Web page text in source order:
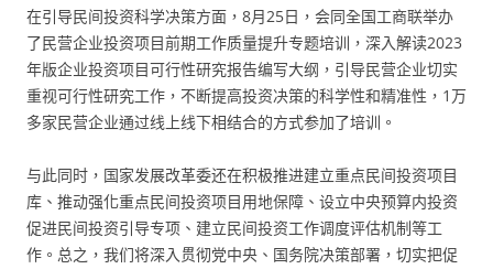
在引导民间投资科学决策方面，8月25日，会同全国工商联举办
了民营企业投资项目前期工作质量提升专题培训，深入解读2023
年版企业投资项目可行性研究报告编写大纲，引导民营企业切实
重视可行性研究工作，不断提高投资决策的科学性和精准性，1万
多家民营企业通过线上线下相结合的方式参加了培训。
与此同时，国家发展改革委还在积极推进建立重点民间投资项目
库、推动强化重点民间投资项目用地保障、设立中央预算内投资
促进民间投资引导专项、建立民间投资工作调度评估机制等工
作。总之，我们将深入贯彻党中央、国务院决策部署，切实把促